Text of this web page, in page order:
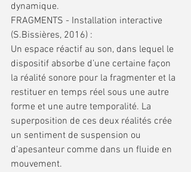
dynamique.
FRAGMENTS - Installation interactive
(S.Bissières, 2016) :
Un espace réactif au son, dans lequel le
dispositif absorbe d’une certaine façon
la réalité sonore pour la fragmenter et la
restituer en temps réel sous une autre
forme et une autre temporalité. La
superposition de ces deux réalités crée
un sentiment de suspension ou
d’apesanteur comme dans un fluide en
mouvement.